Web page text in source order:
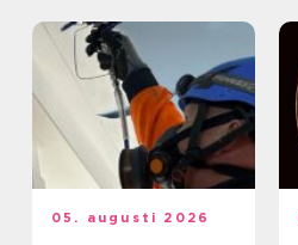
05. augusti 2026